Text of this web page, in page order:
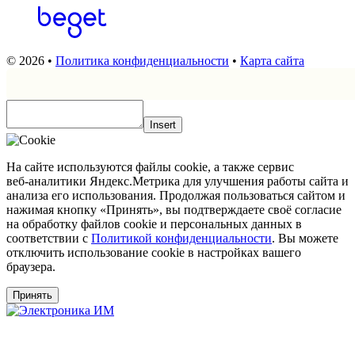
© 2026 • Политика конфиденциальности • Карта сайта
Insert
На сайте используются файлы cookie, а также сервис
веб‑аналитики Яндекс.Метрика для улучшения работы сайта и
анализа его использования. Продолжая пользоваться сайтом и
нажимая кнопку «Принять», вы подтверждаете своё согласие
на обработку файлов cookie и персональных данных в
соответствии с Политикой конфиденциальности. Вы можете
отключить использование cookie в настройках вашего
браузера.
Принять